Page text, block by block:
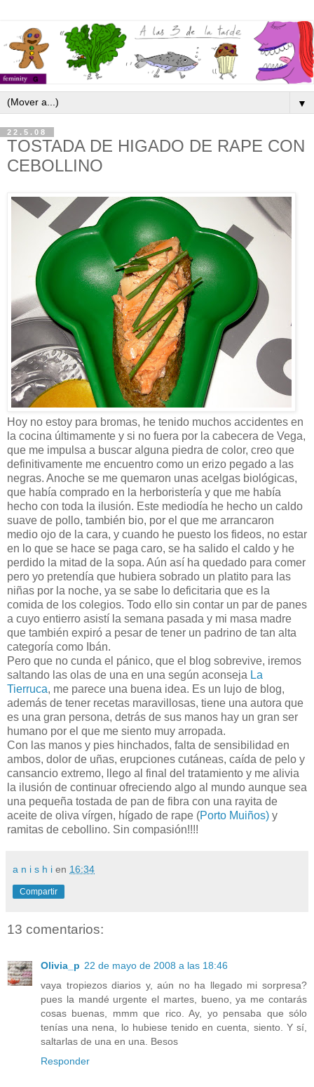
▼
22.5.08
TOSTADA DE HIGADO DE RAPE CON
CEBOLLINO
Hoy no estoy para bromas, he tenido muchos accidentes en
la cocina últimamente y si no fuera por la cabecera de Vega,
que me impulsa a buscar alguna piedra de color, creo que
definitivamente me encuentro como un erizo pegado a las
negras. Anoche se me quemaron unas acelgas biológicas,
que había comprado en la herboristería y que me había
hecho con toda la ilusión. Este mediodía he hecho un caldo
suave de pollo, también bio, por el que me arrancaron
medio ojo de la cara, y cuando he puesto los fideos, no estar
en lo que se hace se paga caro, se ha salido el caldo y he
perdido la mitad de la sopa. Aún así ha quedado para comer
pero yo pretendía que hubiera sobrado un platito para las
niñas por la noche, ya se sabe lo deficitaria que es la
comida de los colegios. Todo ello sin contar un par de panes
a cuyo entierro asistí la semana pasada y mi masa madre
que también expiró a pesar de tener un padrino de tan alta
categoría como Ibán.
Pero que no cunda el pánico, que el blog sobrevive, iremos
saltando las olas de una en una según aconseja La
Tierruca, me parece una buena idea. Es un lujo de blog,
además de tener recetas maravillosas, tiene una autora que
es una gran persona, detrás de sus manos hay un gran ser
humano por el que me siento muy arropada.
Con las manos y pies hinchados, falta de sensibilidad en
ambos, dolor de uñas, erupciones cutáneas, caída de pelo y
cansancio extremo, llego al final del tratamiento y me alivia
la ilusión de continuar ofreciendo algo al mundo aunque sea
una pequeña tostada de pan de fibra con una rayita de
aceite de oliva vírgen, hígado de rape (Porto Muiños) y
ramitas de cebollino. Sin compasión!!!!
a n i s h i en 16:34
Compartir
13 comentarios:
Olivia_p 22 de mayo de 2008 a las 18:46
vaya tropiezos diarios y, aún no ha llegado mi sorpresa?
pues la mandé urgente el martes, bueno, ya me contarás
cosas buenas, mmm que rico. Ay, yo pensaba que sólo
tenías una nena, lo hubiese tenido en cuenta, siento. Y sí,
saltarlas de una en una. Besos
Responder